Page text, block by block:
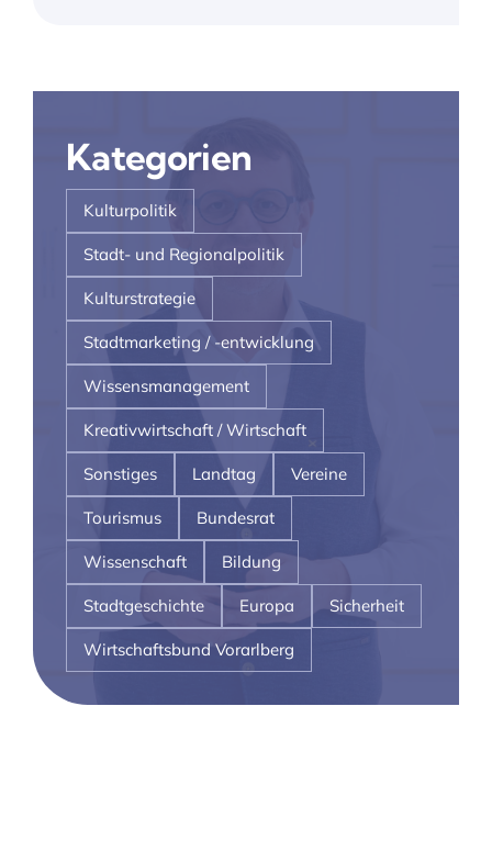
Kategorien
Kulturpolitik
Stadt- und Regionalpolitik
Kulturstrategie
Stadtmarketing / -entwicklung
Wissensmanagement
Kreativwirtschaft / Wirtschaft
Sonstiges Landtag Vereine
Tourismus Bundesrat
Wissenschaft Bildung
Stadtgeschichte Europa Sicherheit
Wirtschaftsbund Vorarlberg